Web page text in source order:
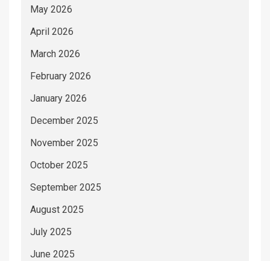
May 2026
April 2026
March 2026
February 2026
January 2026
December 2025
November 2025
October 2025
September 2025
August 2025
July 2025
June 2025